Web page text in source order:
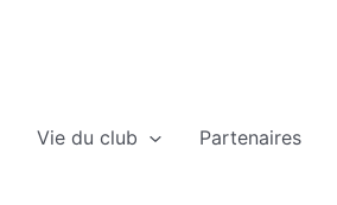
Vie du club Partenaires